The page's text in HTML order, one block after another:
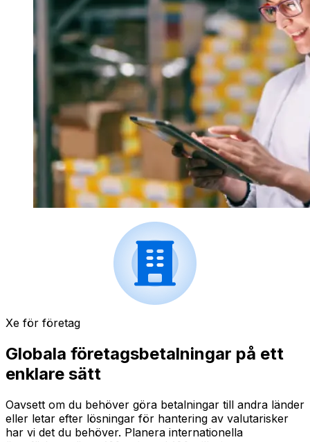
Xe för företag
Globala företagsbetalningar på ett
enklare sätt
Oavsett om du behöver göra betalningar till andra länder
eller letar efter lösningar för hantering av valutarisker
har vi det du behöver. Planera internationella